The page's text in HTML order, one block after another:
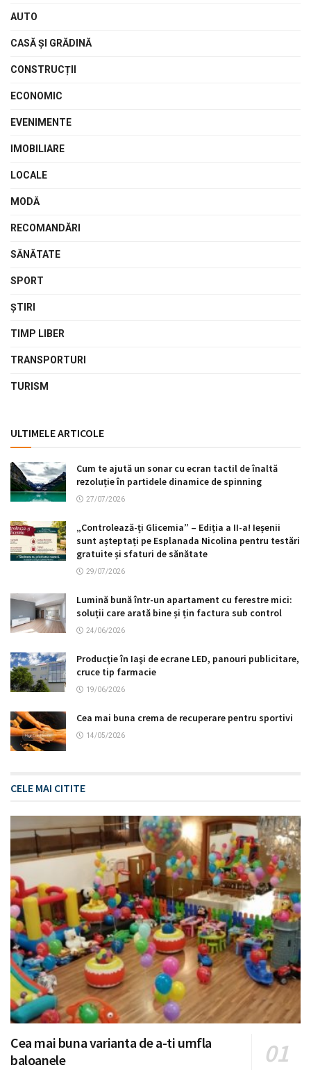
AUTO
CASĂ ŞI GRĂDINĂ
CONSTRUCȚII
ECONOMIC
EVENIMENTE
IMOBILIARE
LOCALE
MODĂ
RECOMANDĂRI
SĂNĂTATE
SPORT
ŞTIRI
TIMP LIBER
TRANSPORTURI
TURISM
ULTIMELE ARTICOLE
Cum te ajută un sonar cu ecran tactil de înaltă
rezoluție în partidele dinamice de spinning
27/07/2026
„Controlează-ți Glicemia” – Ediția a II-a! Ieșenii
sunt așteptați pe Esplanada Nicolina pentru testări
gratuite și sfaturi de sănătate
29/07/2026
Lumină bună într-un apartament cu ferestre mici:
soluții care arată bine și țin factura sub control
24/06/2026
Producţie în Iaşi de ecrane LED, panouri publicitare,
cruce tip farmacie
19/06/2026
Cea mai buna crema de recuperare pentru sportivi
14/05/2026
CELE MAI CITITE
Cea mai buna varianta de a-ti umfla
baloanele